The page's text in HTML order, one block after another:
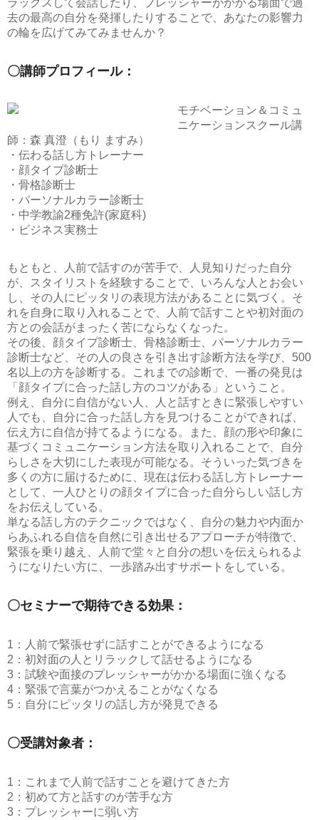
ラックスして会話したり、プレッシャーがかかる場面で過
去の最高の自分を発揮したりすることで、あなたの影響力
の輪を広げてみてみませんか？
〇講師プロフィール：
モチベーション＆コミュ
ニケーションスクール講
師：森 真澄（もり ますみ）
・伝わる話し方トレーナー
・顔タイプ診断士
・骨格診断士
・パーソナルカラー診断士
・中学教諭2種免許(家庭科)
・ビジネス実務士
もともと、人前で話すのが苦手で、人見知りだった自分
が、スタイリストを経験することで、いろんな人とお会い
し、その人にピッタリの表現方法があることに気づく。そ
れを自身に取り入れることで、人前で話すことや初対面の
方との会話がまったく苦にならなくなった。
その後、顔タイプ診断士、骨格診断士、パーソナルカラー
診断士など、その人の良さを引き出す診断方法を学び、500
名以上の方を診断する。これまでの診断で、一番の発見は
「顔タイプに合った話し方のコツがある」ということ。
例え、自分に自信がない人、人と話すときに緊張しやすい
人でも、自分に合った話し方を見つけることができれば、
伝え方に自信が持てるようになる。また、顔の形や印象に
基づくコミュニケーション方法を取り入れることで、自分
らしさを大切にした表現が可能なる。そういった気づきを
多くの方に届けるために、現在は伝わる話し方トレーナー
として、一人ひとりの顔タイプに合った自分らしい話し方
をお伝えしている。
単なる話し方のテクニックではなく、自分の魅力や内面か
らあふれる自信を自然に引き出せるアプローチが特徴で、
緊張を乗り越え、人前で堂々と自分の想いを伝えられるよ
うになりたい方に、一歩踏み出すサポートをしている。
〇セミナーで期待できる効果：
1：人前で緊張せずに話すことができるようになる
2：初対面の人とリラックして話せるようになる
3：試験や面接のプレッシャーがかかる場面に強くなる
4：緊張で言葉がつかえることがなくなる
5：自分にピッタリの話し方が発見できる
〇受講対象者：
1：これまで人前で話すことを避けてきた方
2：初めて方と話すのが苦手な方
3：プレッシャーに弱い方